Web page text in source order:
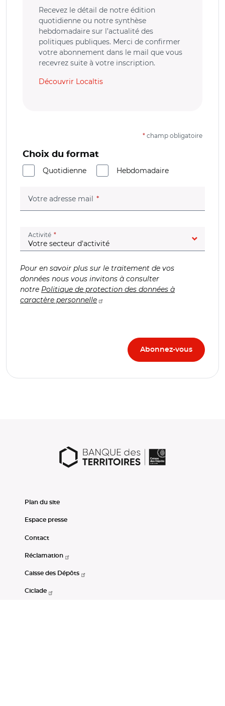
Recevez le détail de notre édition
quotidienne ou notre synthèse
hebdomadaire sur l’actualité des
politiques publiques. Merci de confirmer
votre abonnement dans le mail que vous
recevrez suite à votre inscription.
Découvrir Localtis
* champ obligatoire
Choix du format
Quotidienne
Hebdomadaire
Votre adresse mail (champ obligatoire)
Activité (champ obligatoire)
Pour en savoir plus sur le traitement de vos
données nous vous invitons à consulter
notre Politique de protection des données à
caractère personnelle
Plan du site
Espace presse
Contact
Réclamation
Caisse des Dépôts
Ciclade